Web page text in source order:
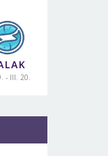
- III. 20.